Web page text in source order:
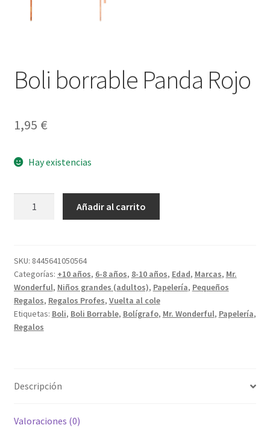
Boli borrable Panda Rojo
1,95 €
Hay existencias
cantidad
Añadir al carrito
SKU: 8445641050564
Categorías: +10 años, 6-8 años, 8-10 años, Edad, Marcas, Mr.
Wonderful, Niños grandes (adultos), Papelería, Pequeños
Regalos, Regalos Profes, Vuelta al cole
Etiquetas: Boli, Boli Borrable, Bolígrafo, Mr. Wonderful, Papelería,
Regalos
Descripción
Valoraciones (0)